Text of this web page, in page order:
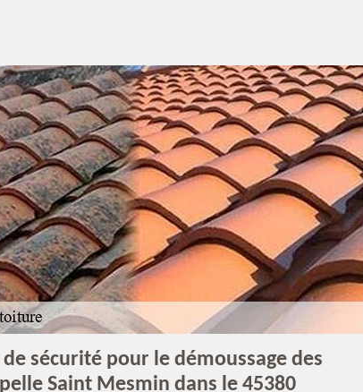
sécurité pour le démoussage des
Saint Mesmin dans le 45380